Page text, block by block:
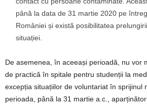
până la data de 31 martie 2020 pe
României și există posibilitatea
situației.
De asemenea, în aceeași perioadă, nu vor
de practică în spitale pentru studenții la
excepția situațiilor de voluntariat în sprijinul
perioada, până la 31 martie a.c.,